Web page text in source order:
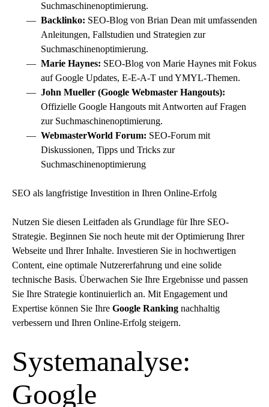
Suchmaschinenoptimierung.
Backlinko: SEO-Blog von Brian Dean mit umfassenden
Anleitungen, Fallstudien und Strategien zur
Suchmaschinenoptimierung.
Marie Haynes: SEO-Blog von Marie Haynes mit Fokus
auf Google Updates, E-E-A-T und YMYL-Themen.
John Mueller (Google Webmaster Hangouts):
Offizielle Google Hangouts mit Antworten auf Fragen
zur Suchmaschinenoptimierung.
WebmasterWorld Forum: SEO-Forum mit
Diskussionen, Tipps und Tricks zur
Suchmaschinenoptimierung
SEO als langfristige Investition in Ihren Online-Erfolg
Nutzen Sie diesen Leitfaden als Grundlage für Ihre SEO-
Strategie. Beginnen Sie noch heute mit der Optimierung Ihrer
Webseite und Ihrer Inhalte. Investieren Sie in hochwertigen
Content, eine optimale Nutzererfahrung und eine solide
technische Basis. Überwachen Sie Ihre Ergebnisse und passen
Sie Ihre Strategie kontinuierlich an. Mit Engagement und
Expertise können Sie Ihre Google Ranking nachhaltig
verbessern und Ihren Online-Erfolg steigern.
Systemanalyse:
Google